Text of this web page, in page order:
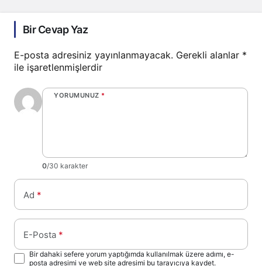
Bir Cevap Yaz
E-posta adresiniz yayınlanmayacak. Gerekli alanlar *
ile işaretlenmişlerdir
YORUMUNUZ *
0/30 karakter
Ad *
E-Posta *
Bir dahaki sefere yorum yaptığımda kullanılmak üzere adımı, e-
posta adresimi ve web site adresimi bu tarayıcıya kaydet.